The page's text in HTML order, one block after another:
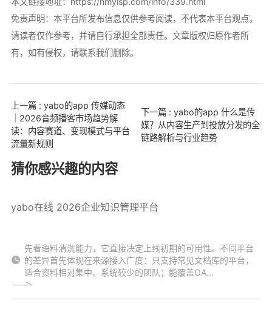
免责声明：本平台所发布信息仅供参考阅读，不代表本平台观点，
请读者仅作参考，并请自行承担全部责任。文章版权归原作者所
有，如有侵权，请联系我们删除。
上一篇 : yabo的app 传媒动态
｜2026音频播客市场趋势解
读：内容赛道、变现模式与平台
流量新规则
下一篇 : yabo的app 什么是传
媒？从内容生产到投放分发的全
链路解析与行业趋势
猜你感兴趣的内容
yabo在线 2026企业知识管理平台
先看语料清洗能力，它直接决定上线初期的可用性。不同平台
的差异首先体现在来源接入广度：只支持常见文档库的平台，
适合资料相对集中、系统较少的团队；能覆盖OA...